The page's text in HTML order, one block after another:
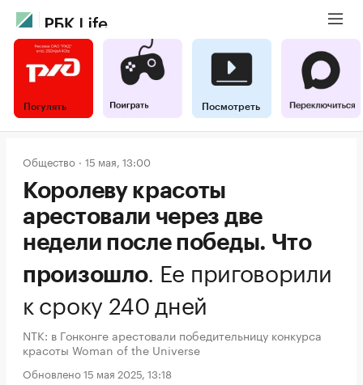
Погулять Посмотреть
Общество 15 мая, 13:00
Королеву красоты
арестовали через две
недели после победы. Что
произошло. Ее приговорили
к сроку 240 дней
NTK: в Гонконге арестовали победительницу конкурса
красоты Woman of the Universe
Обновлено 15 мая 2025, 13:18